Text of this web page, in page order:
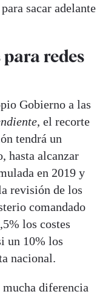
sacar adelante
redes
Gobierno a las
, el recorte
tendrá un
hasta alcanzar
en 2019 y
revisión de los
comandado
los costes
un 10% los
nacional.
mucha diferencia